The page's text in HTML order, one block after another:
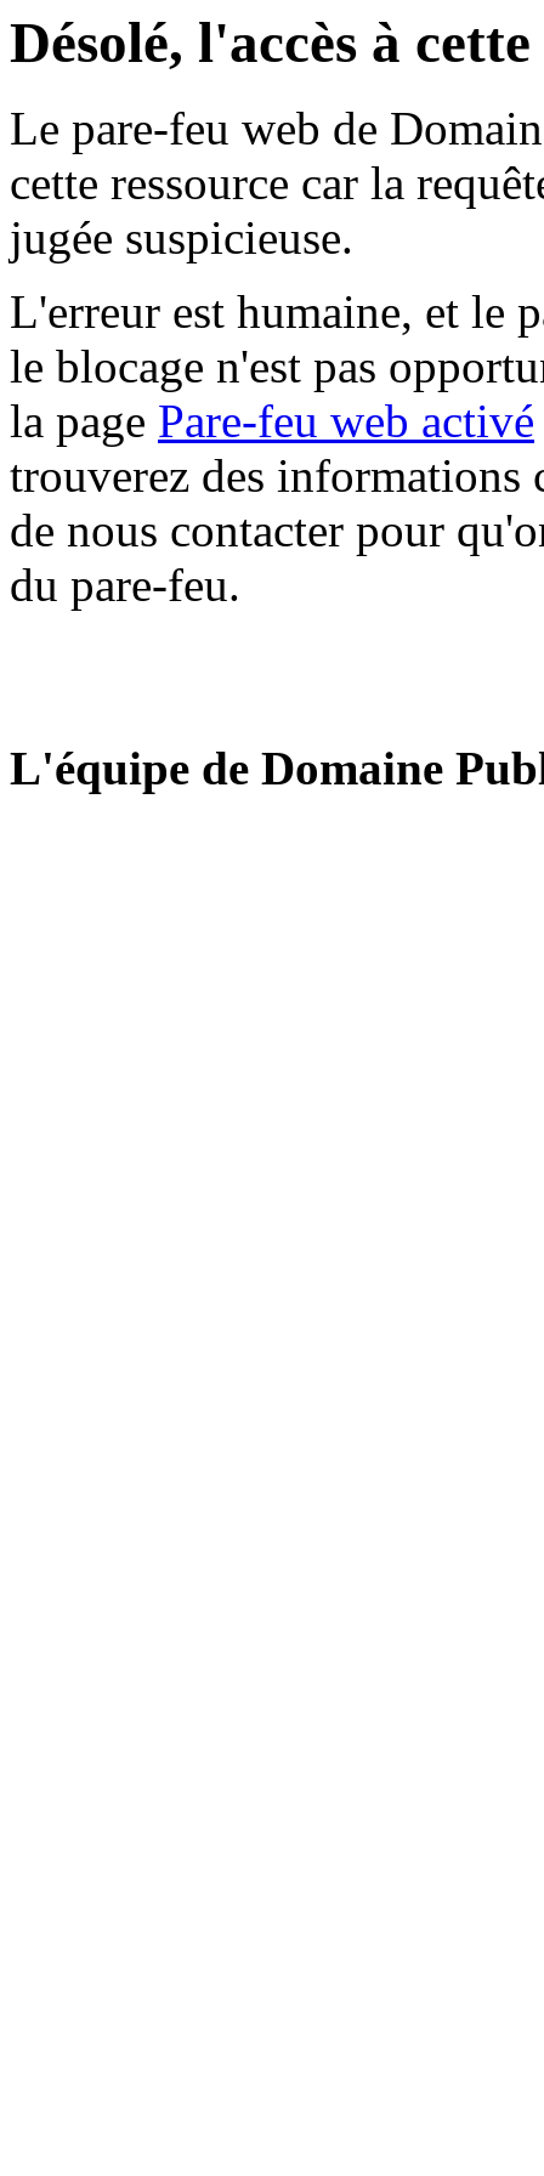
Désolé, l'accès à
Le pare-feu web de
cette ressource car la
jugée suspicieuse.
L'erreur est humaine, et le
le blocage n'est pas
la page Pare-feu web activé
trouverez des informations
de nous contacter pour
du pare-feu.
L'équipe de Domaine